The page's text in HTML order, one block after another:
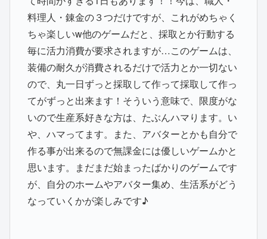
料理人・錬金の３つだけですが、これがめちゃく
ちゃ楽しいw他のゲームだと、採取とか行動する
毎に活力消費が要求されますが…このゲームは、
装備の耐久が消費されるだけで活力とか一切ない
ので、丸一日ずっと採取して作って採取して作っ
てがずっと出来ます！そういう意味で、限度がな
いので生産系好きな方は、たぶんハマります。い
や、ハマってます。また、アバターとかも自分で
作る事が出来るので無課金には優しいゲームかと
思います。まだまだ始まったばかりのゲームです
が、自分のホームやアバター集め、生活系がどう
なっていくかが楽しみです♪